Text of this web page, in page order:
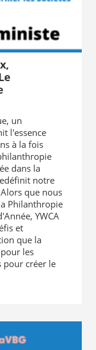
un
l'essence
à la fois
dans la
notre
que nous
Philanthropie
YWCA
et
que la
les
pour créer le